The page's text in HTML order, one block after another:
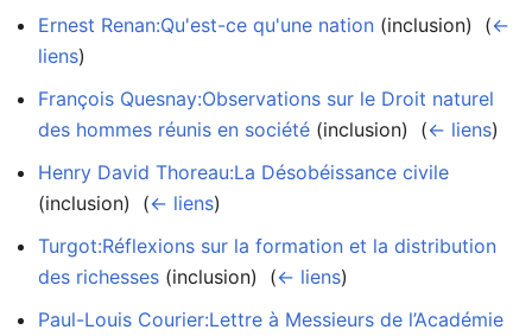
Ernest Renan:Qu'est-ce qu'une nation (inclusion) ‎ (←
liens)
François Quesnay:Observations sur le Droit naturel
des hommes réunis en société (inclusion) ‎ (← liens)
Henry David Thoreau:La Désobéissance civile
(inclusion) ‎ (← liens)
Turgot:Réflexions sur la formation et la distribution
des richesses (inclusion) ‎ (← liens)
Paul-Louis Courier:Lettre à Messieurs de l’Académie